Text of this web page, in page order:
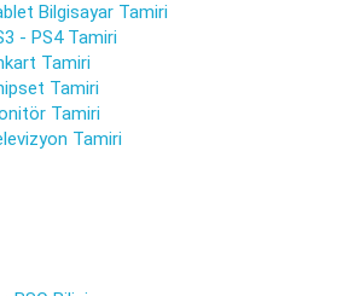
Bilgisayar Tamiri
- PS4 Tamiri
Tamiri
Tamiri
Tamiri
Tamiri